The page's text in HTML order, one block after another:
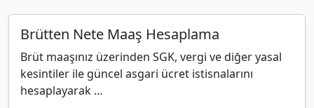
Brütten Nete Maaş Hesaplama
Brüt maaşınız üzerinden SGK, vergi ve diğer yasal
kesintiler ile güncel asgari ücret istisnalarını
hesaplayarak …